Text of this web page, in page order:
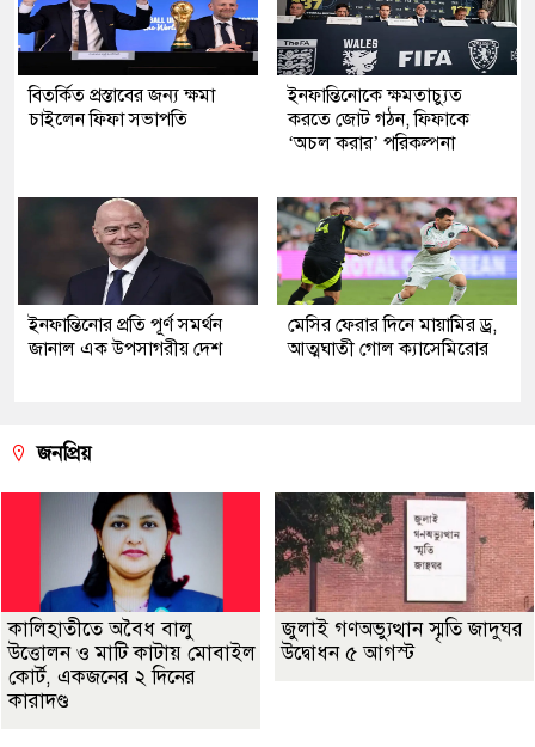
বিতর্কিত প্রস্তাবের জন্য ক্ষমা
চাইলেন ফিফা সভাপতি
ইনফান্তিনোকে ক্ষমতাচ্যুত
করতে জোট গঠন, ফিফাকে
‘অচল করার’ পরিকল্পনা
ইনফান্তিনোর প্রতি পূর্ণ সমর্থন
জানাল এক উপসাগরীয় দেশ
মেসির ফেরার দিনে মায়ামির ড্র,
আত্মঘাতী গোল ক্যাসেমিরোর
জনপ্রিয়
কালিহাতীতে অবৈধ বালু
উত্তোলন ও মাটি কাটায় মোবাইল
কোর্ট, একজনের ২ দিনের
কারাদণ্ড
জুলাই গণঅভ্যুত্থান স্মৃতি জাদুঘর
উদ্বোধন ৫ আগস্ট